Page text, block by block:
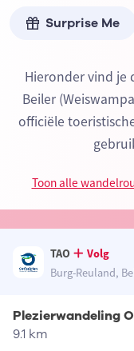
Surprise Me
Hieronder vind je
Beiler
officiële
Toon alle
TAO
Volg
Burg-Reuland,
9.1 km